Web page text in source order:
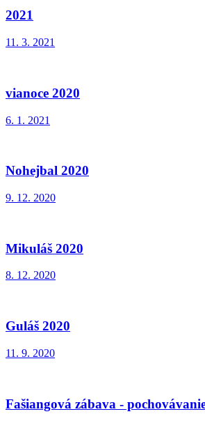
2021
11. 3. 2021
vianoce 2020
6. 1. 2021
Nohejbal 2020
9. 12. 2020
Mikuláš 2020
8. 12. 2020
Guláš 2020
11. 9. 2020
Fašiangová zábava -